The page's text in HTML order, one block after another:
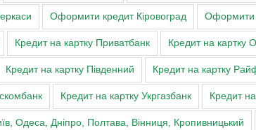
Оформити кредит Кіровоград Оформити
Кредит на картку Приватбанк Кредит на картку
Кредит на картку Південний Кредит на картку
Кредит на картку Укргазбанк Кредит
Одеса, Дніпро, Полтава, Вінниця, Кропивницький